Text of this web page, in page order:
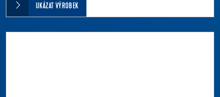
UKÁZAT VÝROBEK